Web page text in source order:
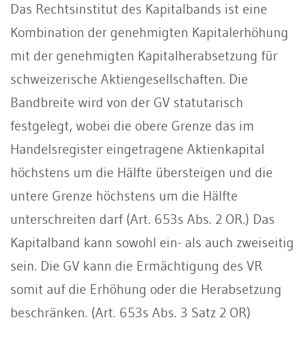
Das Rechtsinstitut des Kapitalbands ist eine
Kombination der genehmigten Kapitalerhöhung
mit der genehmigten Kapitalherabsetzung für
schweizerische Aktiengesellschaften. Die
Bandbreite wird von der GV statutarisch
festgelegt, wobei die obere Grenze das im
Handelsregister eingetragene Aktienkapital
höchstens um die Hälfte übersteigen und die
untere Grenze höchstens um die Hälfte
unterschreiten darf (Art. 653s Abs. 2 OR.) Das
Kapitalband kann sowohl ein- als auch zweiseitig
sein. Die GV kann die Ermächtigung des VR
somit auf die Erhöhung oder die Herabsetzung
beschränken. (Art. 653s Abs. 3 Satz 2 OR)